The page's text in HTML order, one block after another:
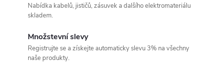
Nabídka kabelů, jističů, zásuvek a dalšího elektromateriálu
skladem.
Množstevní slevy
Registrujte se a získejte automaticky slevu 3% na všechny
naše produkty.